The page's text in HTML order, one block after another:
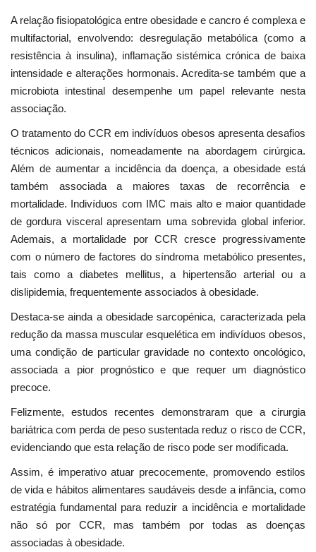
A relação fisiopatológica entre obesidade e cancro é complexa e
multifactorial, envolvendo: desregulação metabólica (como a
resistência à insulina), inflamação sistémica crónica de baixa
intensidade e alterações hormonais. Acredita-se também que a
microbiota intestinal desempenhe um papel relevante nesta
associação.
O tratamento do CCR em indivíduos obesos apresenta desafios
técnicos adicionais, nomeadamente na abordagem cirúrgica.
Além de aumentar a incidência da doença, a obesidade está
também associada a maiores taxas de recorrência e
mortalidade. Indivíduos com IMC mais alto e maior quantidade
de gordura visceral apresentam uma sobrevida global inferior.
Ademais, a mortalidade por CCR cresce progressivamente
com o número de factores do síndroma metabólico presentes,
tais como a diabetes mellitus, a hipertensão arterial ou a
dislipidemia, frequentemente associados à obesidade.
Destaca-se ainda a obesidade sarcopénica, caracterizada pela
redução da massa muscular esquelética em indivíduos obesos,
uma condição de particular gravidade no contexto oncológico,
associada a pior prognóstico e que requer um diagnóstico
precoce.
Felizmente, estudos recentes demonstraram que a cirurgia
bariátrica com perda de peso sustentada reduz o risco de CCR,
evidenciando que esta relação de risco pode ser modificada.
Assim, é imperativo atuar precocemente, promovendo estilos
de vida e hábitos alimentares saudáveis desde a infância, como
estratégia fundamental para reduzir a incidência e mortalidade
não só por CCR, mas também por todas as doenças
associadas à obesidade.